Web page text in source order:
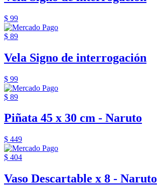
$ 99
$ 89
Vela Signo de interrogación
$ 99
$ 89
Piñata 45 x 30 cm - Naruto
$ 449
$ 404
Vaso Descartable x 8 - Naruto